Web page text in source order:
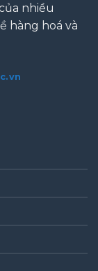
nhiều
hàng hoá và